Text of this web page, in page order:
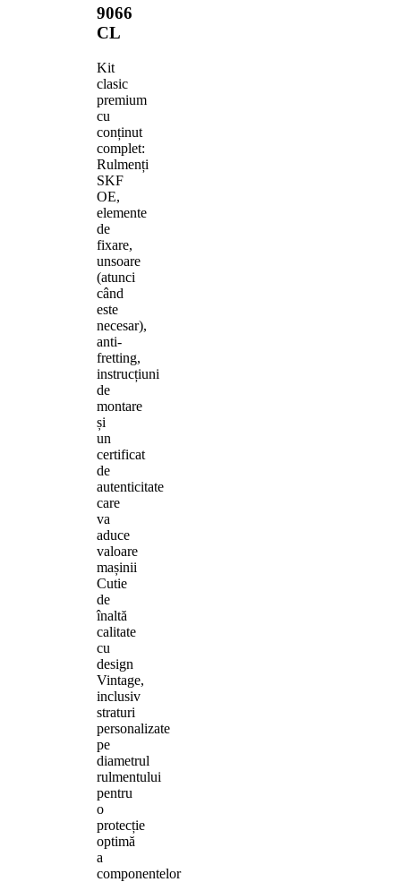
9066
CL
Kit
clasic
premium
cu
conținut
complet:
Rulmenți
SKF
OE,
elemente
de
fixare,
unsoare
(atunci
când
este
necesar),
anti-
fretting,
instrucțiuni
de
montare
și
un
certificat
de
autenticitate
care
va
aduce
valoare
mașinii
Cutie
de
înaltă
calitate
cu
design
Vintage,
inclusiv
straturi
personalizate
pe
diametrul
rulmentului
pentru
o
protecție
optimă
a
componentelor